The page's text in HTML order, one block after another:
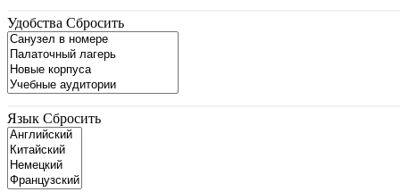
Удобства Сбросить
Язык Сбросить